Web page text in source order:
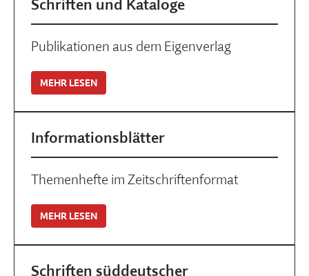
Schriften und Kataloge
Publikationen aus dem Eigenverlag
MEHR LESEN
Informationsblätter
Themenhefte im Zeitschriftenformat
MEHR LESEN
Schriften süddeutscher